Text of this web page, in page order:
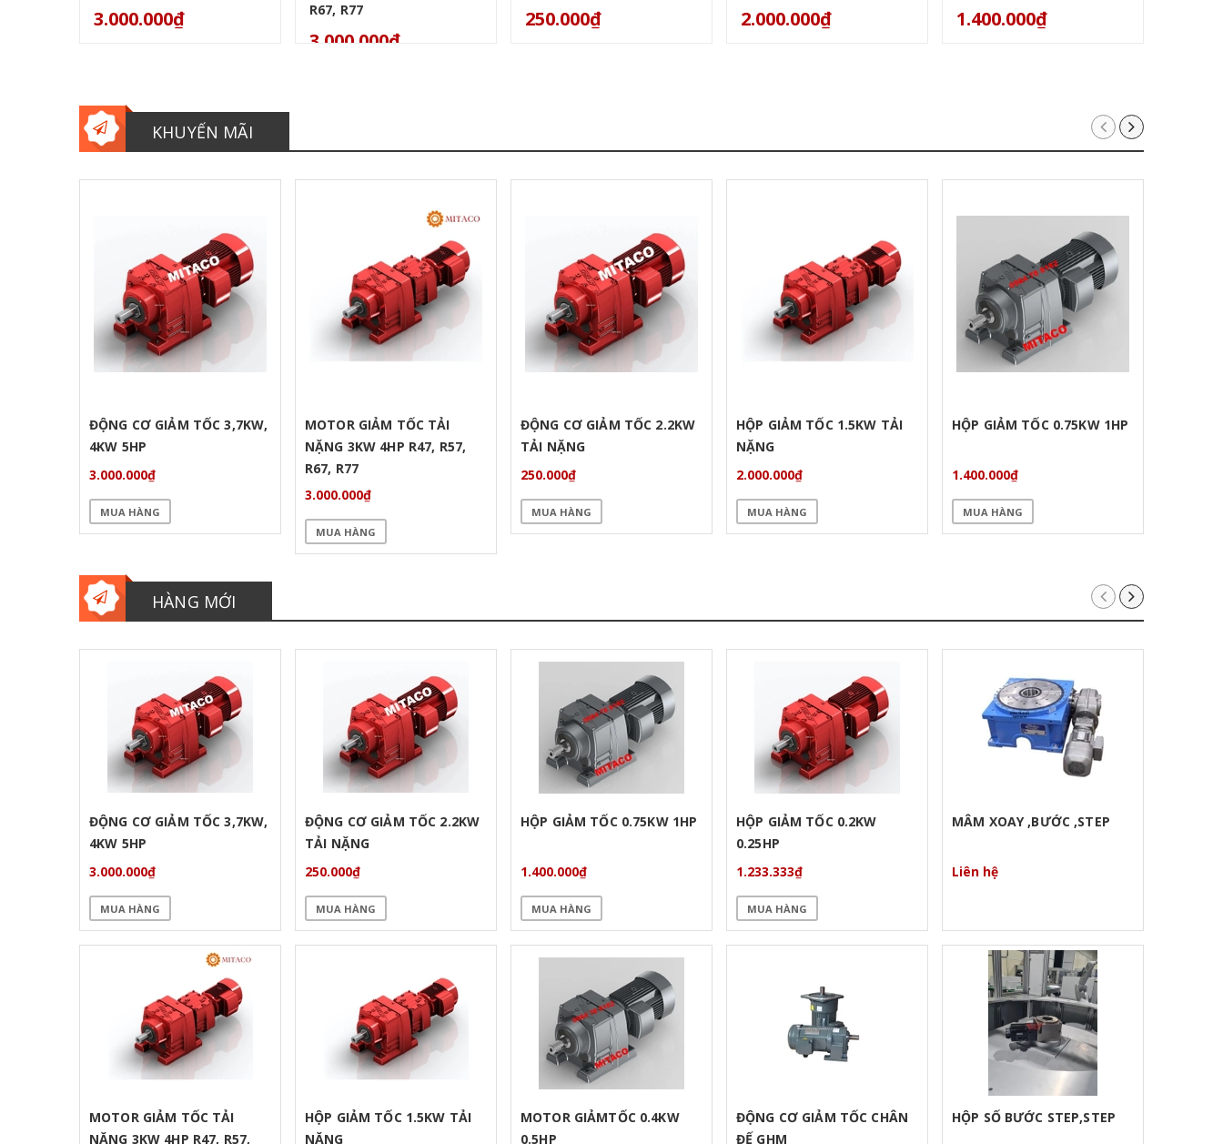
3.000.000₫
R67, R77
3.000.000₫
250.000₫ 2.000.000₫ 1.400.000₫
KHUYẾN MÃI
ĐỘNG CƠ GIẢM TỐC 3,7KW,
4KW 5HP
3.000.000₫
MUA HÀNG
MOTOR GIẢM TỐC TẢI
NẶNG 3KW 4HP R47, R57,
R67, R77
3.000.000₫
MUA HÀNG
ĐỘNG CƠ GIẢM TỐC 2.2KW
TẢI NẶNG
250.000₫
MUA HÀNG
HỘP GIẢM TỐC 1.5KW TẢI
NẶNG
2.000.000₫
MUA HÀNG
HỘP GIẢM TỐC 0.75KW 1HP
1.400.000₫
MUA HÀNG
HÀNG MỚI
ĐỘNG CƠ GIẢM TỐC 3,7KW,
4KW 5HP
3.000.000₫
MUA HÀNG
MOTOR GIẢM TỐC TẢI
NẶNG 3KW 4HP R47, R57,
ĐỘNG CƠ GIẢM TỐC 2.2KW
TẢI NẶNG
250.000₫
MUA HÀNG
HỘP GIẢM TỐC 1.5KW TẢI
NẶNG
HỘP GIẢM TỐC 0.75KW 1HP
1.400.000₫
MUA HÀNG
MOTOR GIẢMTỐC 0.4KW
0.5HP
HỘP GIẢM TỐC 0.2KW
0.25HP
1.233.333₫
MUA HÀNG
ĐỘNG CƠ GIẢM TỐC CHÂN
ĐẾ GHM
MÂM XOAY ,BƯỚC ,STEP
Liên hệ
HỘP SỐ BƯỚC STEP,STEP